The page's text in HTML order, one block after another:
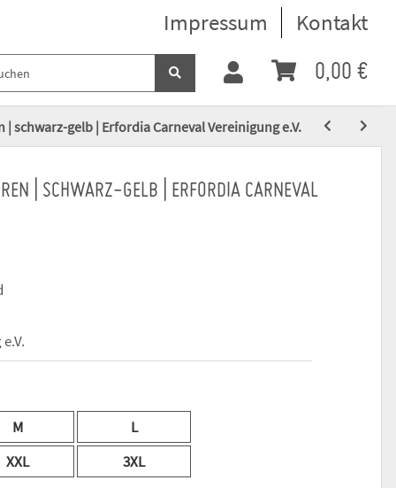
Impressum Kontakt
0,00 €
schwarz-gelb | Erfordia Carneval Vereinigung e.V.
| SCHWARZ-GELB | ERFORDIA CARNEVAL
M
L
XXL
3XL